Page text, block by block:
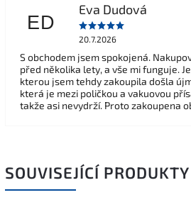
ED
Eva Dudová
20.7.2026
S obchodem jsem spokojená.
před několika lety, a vše mi funguje.
kterou jsem tehdy zakoupila došla
která je mezi poličkou a vakuovou
takže asi nevydrží. Proto zakoupena
SOUVISEJÍCÍ PRODUKTY